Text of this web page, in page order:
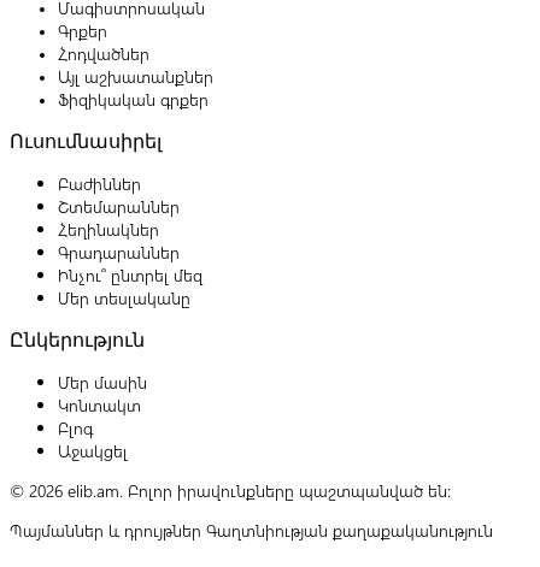
Մագիստրոսական
Գրքեր
Հոդվածներ
Այլ աշխատանքներ
Ֆիզիկական գրքեր
Ուսումնասիրել
Բաժիններ
Շտեմարաններ
Հեղինակներ
Գրադարաններ
Ինչու՞ ընտրել մեզ
Մեր տեսլականը
Ընկերություն
Մեր մասին
Կոնտակտ
Բլոգ
Աջակցել
© 2026 elib.am. Բոլոր իրավունքները պաշտպանված են:
Պայմաններ և դրույթներ Գաղտնիության քաղաքականություն